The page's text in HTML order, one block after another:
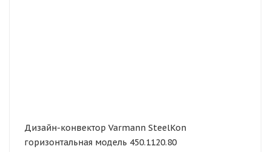
Дизайн-конвектор Varmann SteelKon
горизонтальная модель 450.1120.80